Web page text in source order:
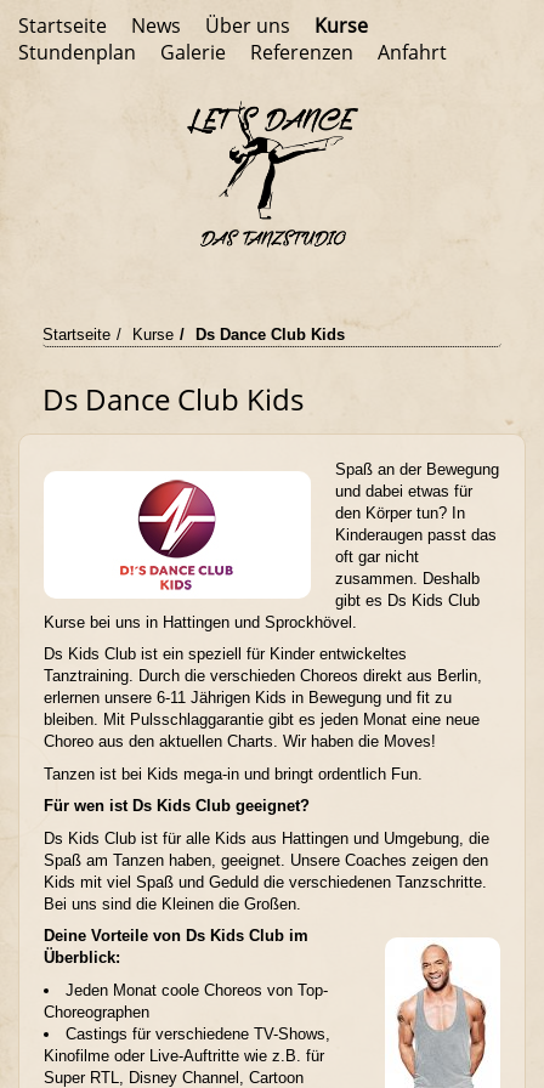
Startseite News Über uns
Kurse
Stundenplan
Galerie Referenzen Anfahrt
Startseite Kurse Ds Dance Club Kids
Ds Dance Club Kids
Spaß an der Bewegung
und dabei etwas für
den Körper tun? In
Kinderaugen passt das
oft gar nicht
zusammen. Deshalb
gibt es Ds Kids Club
Kurse bei uns in Hattingen und Sprockhövel.
Ds Kids Club ist ein speziell für Kinder entwickeltes
Tanztraining. Durch die verschieden Choreos direkt aus Berlin,
erlernen unsere 6-11 Jährigen Kids in Bewegung und fit zu
bleiben. Mit Pulsschlaggarantie gibt es jeden Monat eine neue
Choreo aus den aktuellen Charts. Wir haben die Moves!
Tanzen ist bei Kids mega-in und bringt ordentlich Fun.
Für wen ist Ds Kids Club geeignet?
Ds Kids Club ist für alle Kids aus Hattingen und Umgebung, die
Spaß am Tanzen haben, geeignet. Unsere Coaches zeigen den
Kids mit viel Spaß und Geduld die verschiedenen Tanzschritte.
Bei uns sind die Kleinen die Großen.
Deine Vorteile von Ds Kids Club im
Überblick:
Jeden Monat coole Choreos von Top-
Choreographen
Castings für verschiedene TV-Shows,
Kinofilme oder Live-Auftritte wie z.B. für
Super RTL, Disney Channel, Cartoon